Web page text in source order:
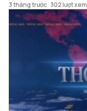
3 tháng trước 302 lượt xem